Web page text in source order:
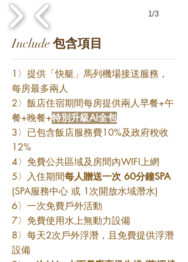
1/3
Include包含項目
1〉提供「快艇」馬列機場接送服務，
每房最多兩人
2〉飯店住宿期間每房提供兩人早餐+午
餐+晚餐+特別升級AI全包
3〉已包含飯店服務費10%及政府稅收
12%
4〉免費公共區域及房間內WIFI上網
5〉入住期間每人贈送一次 60分鐘SPA
(SPA服務中心 或 1次開放水域潛水)
6〉一次免費戶外活動
7〉免費使用水上無動力設備
8〉每天2次戶外浮潛，且免費提供浮潛
設備